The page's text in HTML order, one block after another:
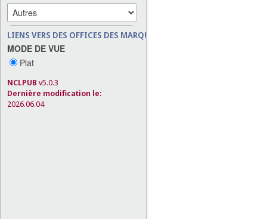
LIENS VERS DES OFFICES DES MARQUES
MODE DE VUE
Plat
NCLPUB v5.0.3
Dernière modification le:
2026.06.04